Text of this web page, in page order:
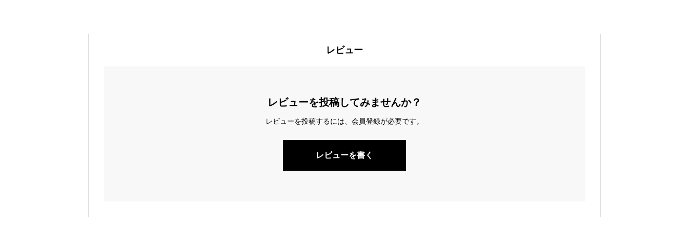
レビュー
レビューを投稿してみませんか？
レビューを投稿するには、会員登録が必要です。
レビューを書く